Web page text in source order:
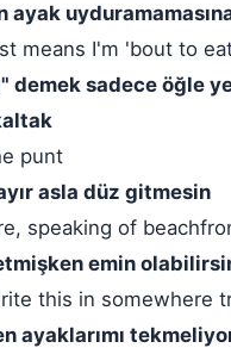
means I'm 'bout to
demek sadece öğle
punt
asla düz gitmesin
speaking of
emin
this in somewhere
ayaklarımı